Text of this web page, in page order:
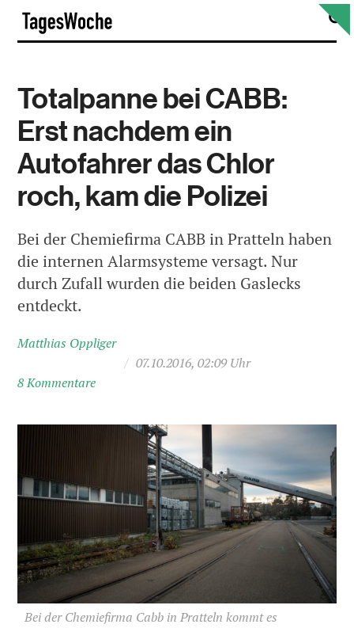
Skip
content
Totalpanne bei CABB:
Erst nachdem ein
Autofahrer das Chlor
roch, kam die Polizei
Bei der Chemiefirma CABB in Pratteln haben
die internen Alarmsysteme versagt. Nur
durch Zufall wurden die beiden Gaslecks
entdeckt.
Matthias Oppliger
/ 07.10.2016, 02:09 Uhr
8 Kommentare
Bei der Chemiefirma Cabb in Pratteln kommt es